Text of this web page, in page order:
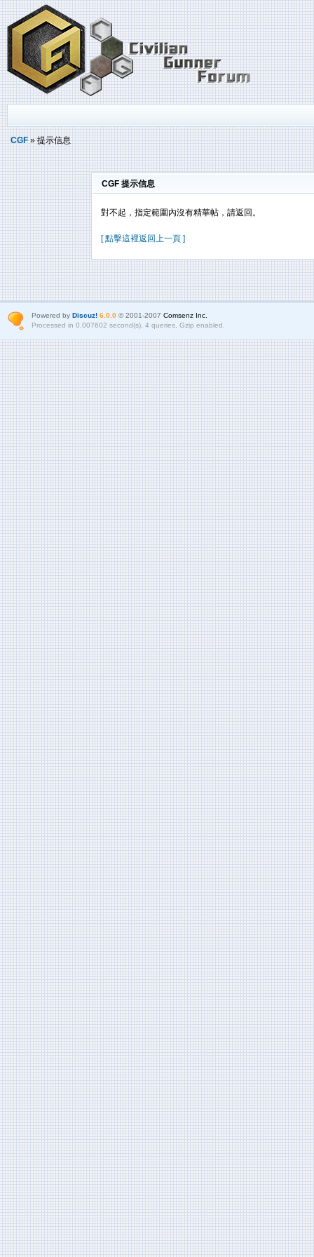
CGF» 提示信息
CGF 提示信息
對不起，指定範圍內沒有精華帖，請返回。
[ 點擊這裡返回上一頁 ]
Powered by Discuz! 6.0.0© 2001-2007 Comsenz Inc.
Processed in 0.007602 second(s), 4 queries, Gzip enabled.